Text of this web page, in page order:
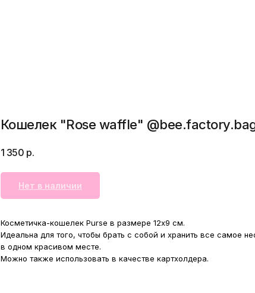
Кошелек "Rose waffle"
1 350 р.
Нет в наличии
Косметичка-кошелек Purse в размере 12х9 см.
Идеальна для того, чтобы брать с собой и хранить все самое
в одном красивом месте.
Можно также использовать в качестве картхолдера.